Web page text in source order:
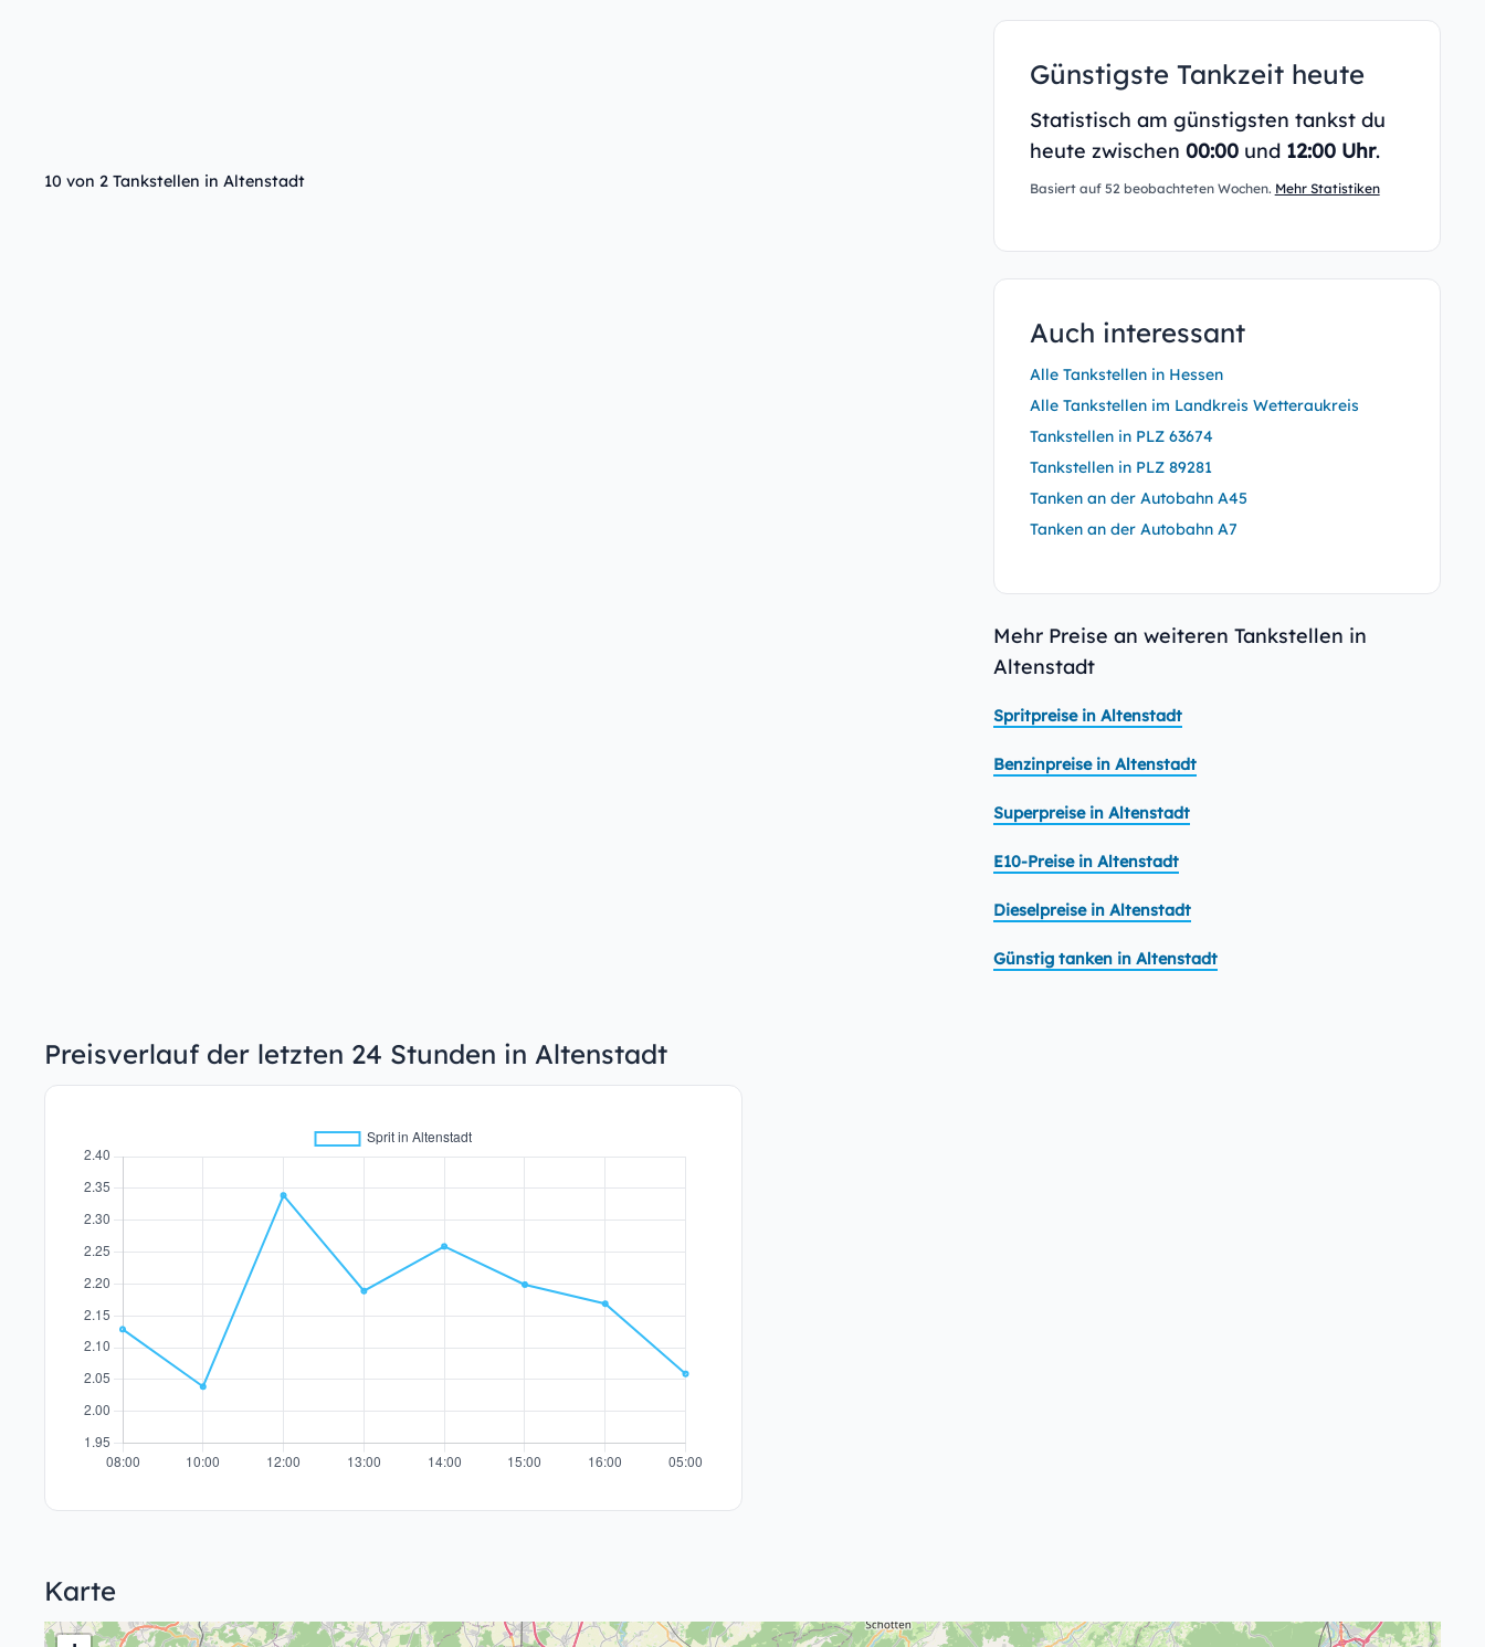
10 von 2 Tankstellen in Altenstadt
Günstigste Tankzeit heute
Statistisch am günstigsten tankst du
heute zwischen 00:00und 12:00 Uhr.
Basiert auf 52 beobachteten Wochen. Mehr Statistiken
Auch interessant
Alle Tankstellen in Hessen
Alle Tankstellen im Landkreis Wetteraukreis
Tankstellen in PLZ 63674
Tankstellen in PLZ 89281
Tanken an der Autobahn A45
Tanken an der Autobahn A7
Mehr Preise an weiteren Tankstellen in
Altenstadt
Spritpreise in Altenstadt
Benzinpreise in Altenstadt
Superpreise in Altenstadt
E10-Preise in Altenstadt
Dieselpreise in Altenstadt
Günstig tanken in Altenstadt
Preisverlauf der letzten 24 Stunden in Altenstadt
Karte